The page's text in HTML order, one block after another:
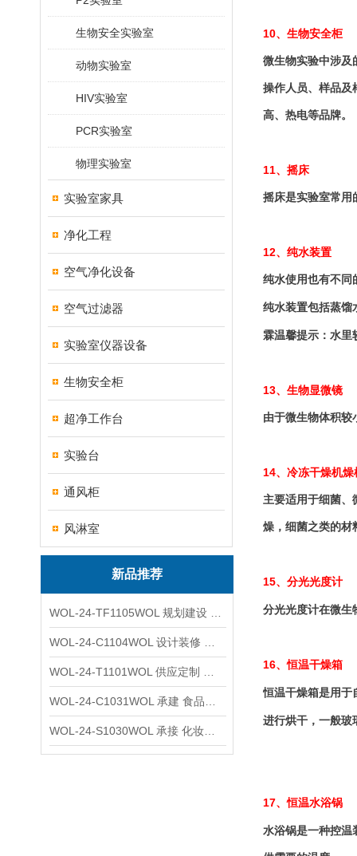
生物安全实验室
动物实验室
HIV实验室
PCR实验室
物理实验室
实验室家具
净化工程
空气净化设备
空气过滤器
实验室仪器设备
生物安全柜
超净工作台
实验台
通风柜
风淋室
新品推荐
10、生物安全柜
微生物实验中涉及
操作人员、样品及
高、热电等品牌。
11、摇床
摇床是实验室常用
12、纯水装置
纯水使用也有不同
纯水装置包括蒸馏
霖温馨提示：水里
13、生物显微镜
由于微生物体积较
14、冷冻干燥机燥
主要适用于细菌、
燥，细菌之类的材
15、分光光度计
分光光度计在微生
16、恒温干燥箱
恒温干燥箱是用于
进行烘干，一般玻
17、恒温水浴锅
水浴锅是一种控温